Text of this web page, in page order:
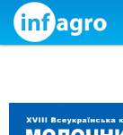
Skip to content